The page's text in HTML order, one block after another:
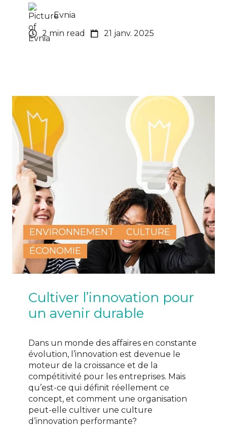
Evnia
2 min read
21 janv. 2025
Cultiver l’innovation pour
un avenir durable
Dans un monde des affaires en constante
évolution, l’innovation est devenue le
moteur de la croissance et de la
compétitivité pour les entreprises. Mais
qu’est-ce qui définit réellement ce
concept, et comment une organisation
peut-elle cultiver une culture
d’innovation performante?
ENVIRONNEMENT
CULTURE
ÉCONOMIE